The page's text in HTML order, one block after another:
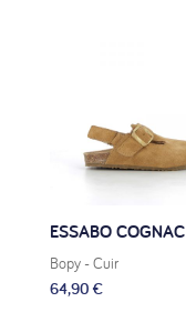
ESSABO COGNAC
Bopy - Cuir
64,90 €